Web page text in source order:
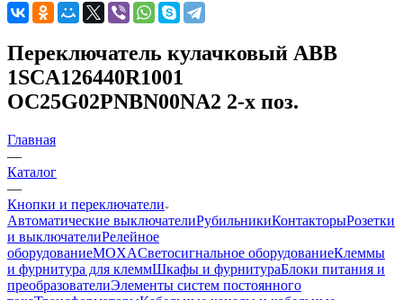
Переключатель кулачковый ABB
1SCA126440R1001
OC25G02PNBN00NA2 2-х поз.
Главная
—
Каталог
—
Кнопки и переключатели
Автоматические выключателиРубильникиКонтакторыРозетки
и выключателиРелейное
оборудованиеMOXAСветосигнальное оборудованиеКлеммы
и фурнитура для клеммШкафы и фурнитураБлоки питания и
преобразователиЭлементы систем постоянного